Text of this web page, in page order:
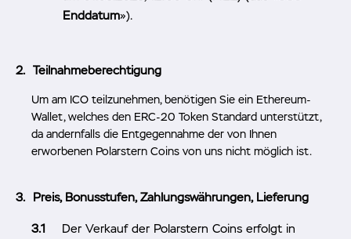
Enddatum»).
Teilnahmeberechtigung
Um am ICO teilzunehmen, benötigen Sie ein Ethereum-
Wallet, welches den ERC-20 Token Standard unterstützt,
da andernfalls die Entgegennahme der von Ihnen
erworbenen Polarstern Coins von uns nicht möglich ist.
Preis, Bonusstufen, Zahlungswährungen, Lieferung
Der Verkauf der Polarstern Coins erfolgt in